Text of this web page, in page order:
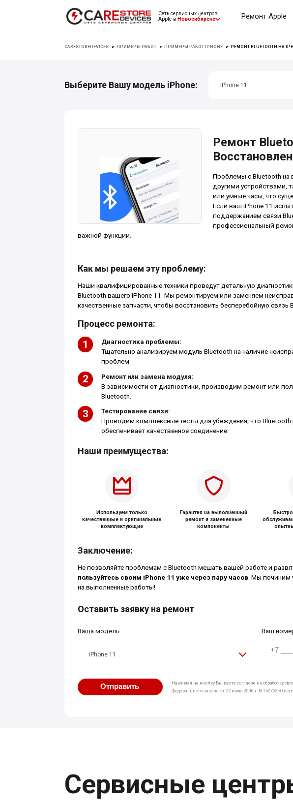
Сеть сервисных центров
Apple в Новосибирске Ремонт Apple
CARESTOREDEVICES > ПРИМЕРЫ РАБОТ > ПРИМЕРЫ РАБОТ IPHONE > РЕМОНТ BLUETOOTH НА
Выберите Вашу модель iPhone: iPhone 11
Ремонт
Проблемы с Bluetooth на
другими устройствами,
или умные часы, что
Если ваш iPhone 11
поддержанием связи
профессиональный
важной функции.
Как мы решаем эту проблему:
Наши квалифицированные техники проведут детальную
Bluetooth вашего iPhone 11. Мы ремонтируем или заменяем
качественные запчасти, чтобы восстановить бесперебойную связь
Процесс ремонта:
Диагностика проблемы:
Тщательно анализируем модуль Bluetooth на наличие
проблем.
Ремонт или замена модуля:
В зависимости от диагностики, производим ремонт или
Bluetooth.
Тестирование связи:
Проводим комплексные тесты для убеждения, что Bluetooth
обеспечивает качественное соединение.
Наши преимущества:
Используем только
качественные и оригинальные
комплектующие
Гарантия на выполненный
ремонт и замененные
компоненты
Заключение:
Не позволяйте проблемам с Bluetooth мешать вашей работе и
пользуйтесь своим iPhone 11 уже через пару часов. Мы починим
на выполненные работы!
Оставить заявку на ремонт
Ваша модель
iPhone 11
Ваш
Отправить
Нажимая на кнопку Вы даете согласие на обработку
Федерального закона от 27 июля 2006 г. N 152-ФЗ «О
Сервисные